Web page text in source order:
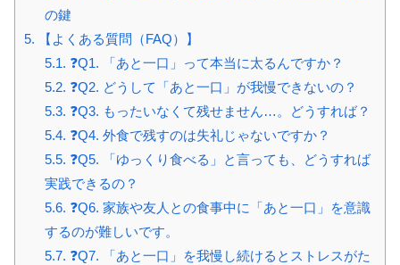
の鍵
5. 【よくある質問（FAQ）】
5.1. ❓Q1. 「あと一口」って本当に太るんですか？
5.2. ❓Q2. どうして「あと一口」が我慢できないの？
5.3. ❓Q3. もったいなくて残せません…。どうすれば？
5.4. ❓Q4. 外食で残すのは失礼じゃないですか？
5.5. ❓Q5. 「ゆっくり食べる」と言っても、どうすれば
実践できるの？
5.6. ❓Q6. 家族や友人との食事中に「あと一口」を意識
するのが難しいです。
5.7. ❓Q7. 「あと一口」を我慢し続けるとストレスがた